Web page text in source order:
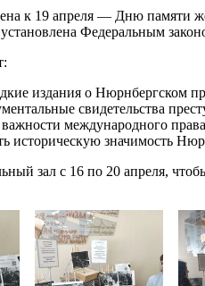
к 19 апреля — Дню памяти
Федеральным
издания о Нюрнбергском
свидетельства
международного
историческую значимость
зал с 16 по 20 апреля,